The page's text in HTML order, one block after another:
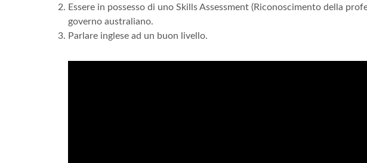
Essere in possesso di uno Skills Assessment (Riconoscimento della
governo australiano.
Parlare inglese ad un buon livello.